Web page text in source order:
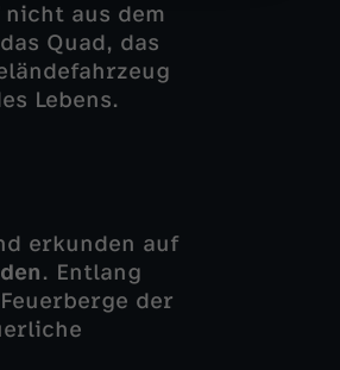
nicht aus dem
Quad, das
Lebens.
erkunden auf
. Entlang
der